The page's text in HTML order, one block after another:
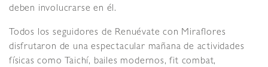
deben involucrarse en él.
Todos los seguidores de Renuévate con Miraflores
disfrutaron de una espectacular mañana de actividades
físicas como Taichí, bailes modernos, fit combat,